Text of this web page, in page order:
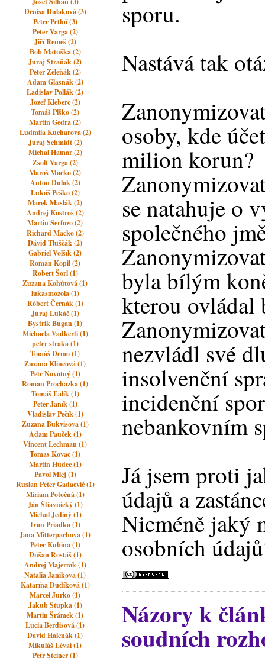
Denisa Dulaková (3)
Peter Pethő (3)
Peter Varga (2)
Jiří Remeš (2)
Bob Matuška (2)
Juraj Straňák (2)
Peter Zeleňák (2)
Adam Glasnák (2)
Ladislav Pollák (2)
Jozef Kleberc (2)
Tomáš Plško (2)
Martin Gedra (2)
Ludmila Kucharova (2)
Juraj Schmidt (2)
Michal Hamar (2)
Zsolt Varga (2)
Maroš Macko (2)
Anton Dulak (2)
Lukáš Peško (2)
Marek Maslák (2)
Andrej Kostroš (2)
Martin Serfozo (2)
Richard Macko (2)
Dávid Tluščák (2)
Gabriel Volšík (2)
Roman Kopil (2)
Robert Šorl (1)
Zuzana Kohútová (1)
lukasmozola (1)
Róbert Černák (1)
Juraj Lukáč (1)
Bystrik Bugan (1)
Michaela Vadkerti (1)
peter straka (1)
Tomáš Demo (1)
Zuzana Klincová (1)
Petr Novotný (1)
Roman Prochazka (1)
Tomáš Ľalík (1)
Peter Janík (1)
Vladislav Pečík (1)
Zuzana Bukvisova (1)
Adam Pauček (1)
Vincent Lechman (1)
Tomas Kovac (1)
Martin Hudec (1)
Pavol Mlej (1)
Ruslan Peter Gadaevič (1)
Miriam Potočná (1)
Ján Štiavnický (1)
Michal Jediný (1)
Ivan Priadka (1)
Jana Mitterpachova (1)
Peter Kubina (1)
Dušan Rostáš (1)
Andrej Majerník (1)
Natalia Janikova (1)
Katarína Dudíková (1)
Marcel Jurko (1)
Jakub Stupka (1)
Martin Šrámek (1)
Lucia Berdisová (1)
David Halenák (1)
Mikuláš Lévai (1)
Petr Steiner (1)
sporu.
Nastává tak
osoby, kde
milion korun?
se natahuje o
společného
byla bílým
kterou ovládal
nezvládl své
insolvenční
incidenční
nebankovním
Já jsem proti
údajů a
Nicméně jaký
osobních
Názory k
soudních